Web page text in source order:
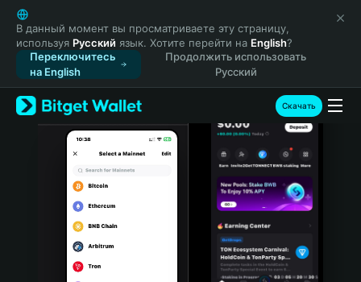
English
日本語
Tiếng Việt
Русский
Español (Latinoamérica)
Türkçe
Italiano
Português (Portugal)
Bahasa Indonesia
В данный момент вы просматриваете эту страницу,
используя Русский язык. Хотите перейти на English?
Переключитесь
на English
Продолжить использовать
Русский
Скачать